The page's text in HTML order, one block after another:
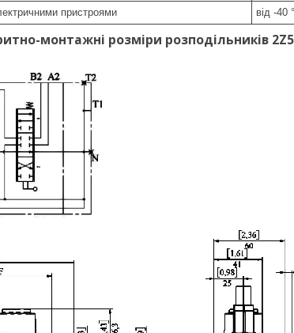
пристроями від -40
монтажні розміри розподільників